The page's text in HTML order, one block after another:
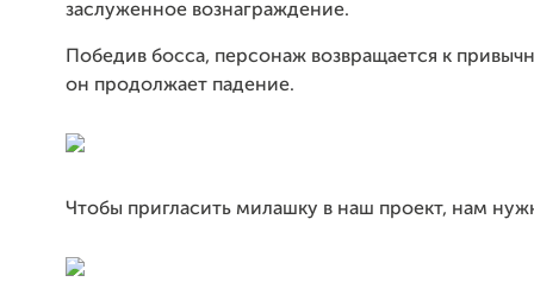
заслуженное вознаграждение.
Победив босса, персонаж возвращается к
он продолжает падение.
Чтобы пригласить милашку в наш проект, нам